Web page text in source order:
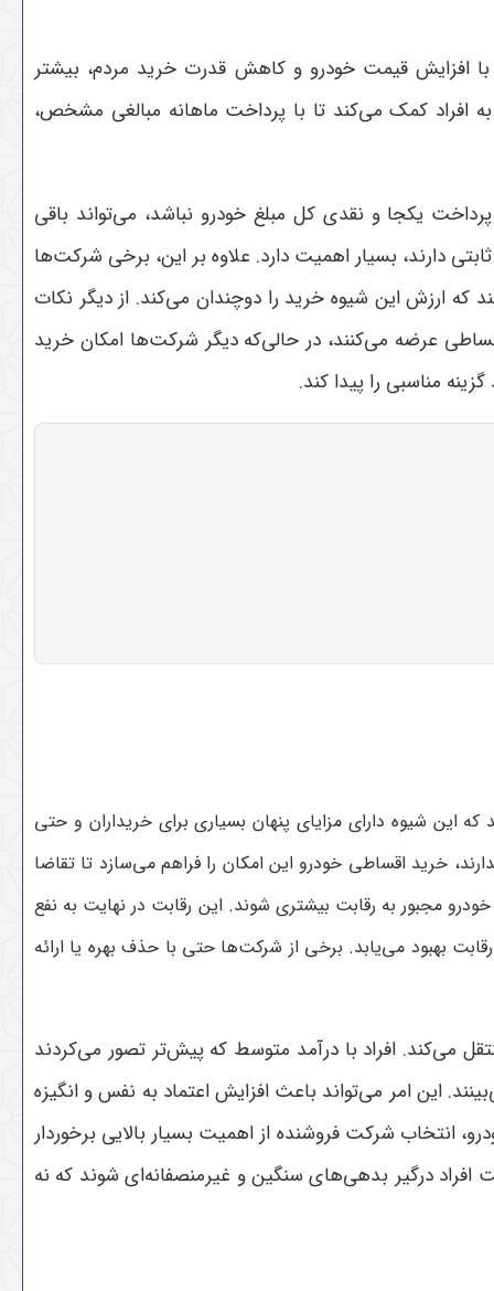
افزایش قیمت خودرو و کاهش قدرت خرید مردم، بیشتر
افراد کمک می‌کند تا با پرداخت ماهانه مبالغی مشخص،
یکجا و نقدی کل مبلغ خودرو نباشد، می‌تواند باقی
دارند، بسیار اهمیت دارد. علاوه بر این، برخی شرکت‌ها
که ارزش این شیوه خرید را دوچندان می‌کند. از دیگر نکات
عرضه می‌کنند، در حالی‌که دیگر شرکت‌ها امکان خرید
مناسبی را پیدا کند.
شیوه دارای مزایای پنهان بسیاری برای خریداران و حتی
خرید اقساطی خودرو این امکان را فراهم می‌سازد تا تقاضا
مجبور به رقابت بیشتری شوند. این رقابت در نهایت به نفع
بهبود می‌یابد. برخی از شرکت‌ها حتی با حذف بهره یا ارائه
می‌کند. افراد با درآمد متوسط که پیش‌تر تصور می‌کردند
این امر می‌تواند باعث افزایش اعتماد به نفس و انگیزه
انتخاب شرکت فروشنده از اهمیت بسیار بالایی برخوردار
افراد درگیر بدهی‌های سنگین و غیرمنصفانه‌ای شوند که نه